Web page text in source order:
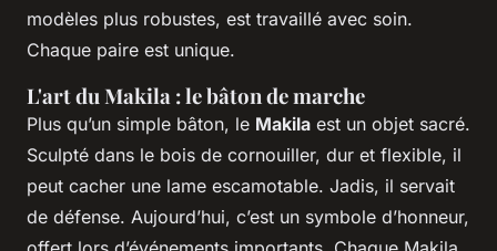
modèles plus robustes, est travaillé avec soin.
Chaque paire est unique.
L'art du Makila : le bâton de marche
Plus qu’un simple bâton, le Makila est un objet sacré.
Sculpté dans le bois de cornouiller, dur et flexible, il
peut cacher une lame escamotable. Jadis, il servait
de défense. Aujourd’hui, c’est un symbole d’honneur,